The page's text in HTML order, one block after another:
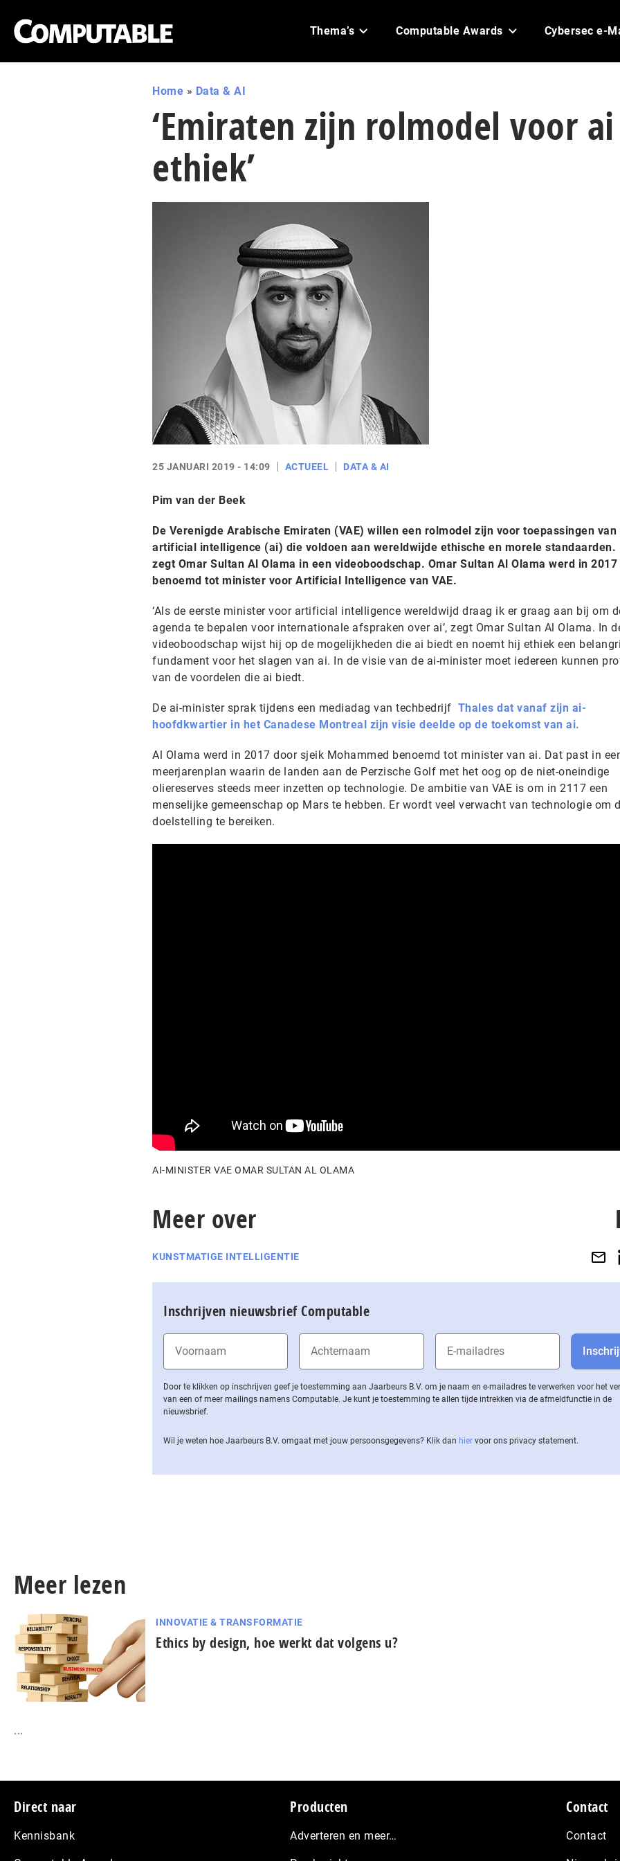
Thema’s Computable Awards Cybersec e-
Home » Data & AI
‘Emiraten zijn rolmodel voor
ethiek’
25 JANUARI 2019 - 14:09 ACTUEEL DATA & AI
Pim van der Beek
De Verenigde Arabische Emiraten (VAE) willen een rolmodel zijn voor toepassingen van
artificial intelligence (ai) die voldoen aan wereldwijde ethische en morele standaarden.
zegt Omar Sultan Al Olama in een videoboodschap. Omar Sultan Al Olama werd in 2017
benoemd tot minister voor Artificial Intelligence van VAE.
‘Als de eerste minister voor artificial intelligence wereldwijd draag ik er graag aan bij om
agenda te bepalen voor internationale afspraken over ai’, zegt Omar Sultan Al Olama. In
videoboodschap wijst hij op de mogelijkheden die ai biedt en noemt hij ethiek een
fundament voor het slagen van ai. In de visie van de ai-minister moet iedereen kunnen
van de voordelen die ai biedt.
De ai-minister sprak tijdens een mediadag van techbedrijf Thales dat vanaf zijn ai-
hoofdkwartier in het Canadese Montreal zijn visie deelde op de toekomst van ai.
Al Olama werd in 2017 door sjeik Mohammed benoemd tot minister van ai. Dat past in
meerjarenplan waarin de landen aan de Perzische Golf met het oog op de niet-oneindige
oliereserves steeds meer inzetten op technologie. De ambitie van VAE is om in 2117 een
menselijke gemeenschap op Mars te hebben. Er wordt veel verwacht van technologie om
doelstelling te bereiken.
AI-MINISTER VAE OMAR SULTAN AL OLAMA
Meer over
KUNSTMATIGE INTELLIGENTIE
Inschrijven nieuwsbrief Computable
Door te klikken op inschrijven geef je toestemming aan Jaarbeurs B.V. om je naam en e-mailadres te verwerken voor het
van een of meer mailings namens Computable. Je kunt je toestemming te allen tijde intrekken via de af­meld­func­tie in de
nieuwsbrief.
Wil je weten hoe Jaarbeurs B.V. omgaat met jouw per­soons­ge­ge­vens? Klik dan hier voor ons privacy statement.
Meer lezen
INNOVATIE & TRANSFORMATIE
Ethics by design, hoe werkt dat volgens u?
...
Footer
Direct naar
Kennisbank
Producten
Adverteren en meer…
Contact
Contact